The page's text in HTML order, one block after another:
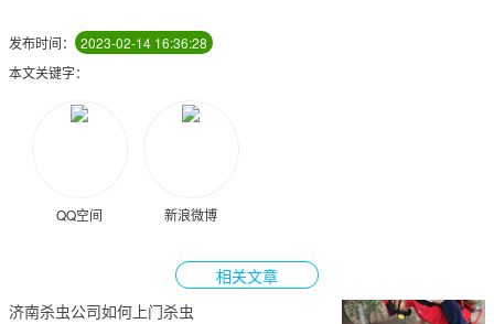
发布时间：
2023-02-14 16:36:28
本文关键字：
QQ空间 新浪微博
相关文章
济南杀虫公司如何上门杀虫